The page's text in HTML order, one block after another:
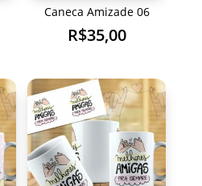
Caneca Amizade 06
R$35,00